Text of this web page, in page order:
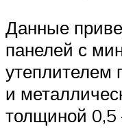
Данные
панелей с
утеплителем
и
толщиной